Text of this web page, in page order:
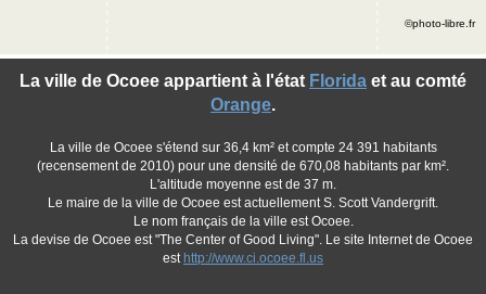
La ville de Ocoee appartient à l'état Florida et au comté
Orange.
La ville de Ocoee s'étend sur 36,4 km² et compte 24 391 habitants
(recensement de 2010) pour une densité de 670,08 habitants par km².
L'altitude moyenne est de 37 m.
Le maire de la ville de Ocoee est actuellement S. Scott Vandergrift.
Le nom français de la ville est Ocoee.
La devise de Ocoee est "The Center of Good Living". Le site Internet de Ocoee
est http://www.ci.ocoee.fl.us
©photo-libre.fr